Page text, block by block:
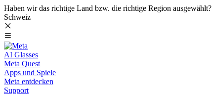
Haben wir das richtige Land bzw. die richtige Region ausgewählt?
Schweiz
AI Glasses
Meta Quest
Apps und Spiele
Meta entdecken
Support